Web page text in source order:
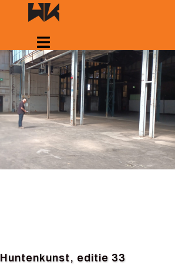
Huntenkunst, editie 33